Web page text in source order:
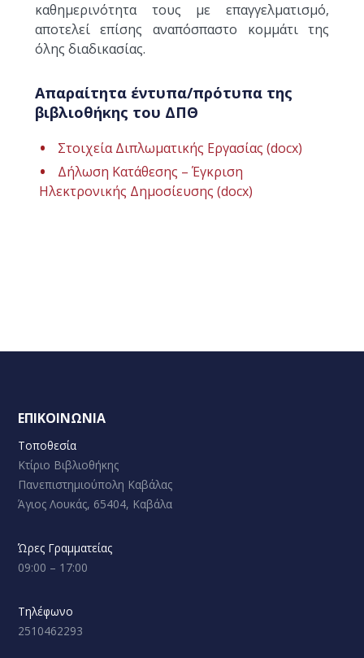
καθημερινότητα τους με επαγγελματισμό,
αποτελεί επίσης αναπόσπαστο κομμάτι της
όλης διαδικασίας.
Απαραίτητα έντυπα/πρότυπα της
βιβλιοθήκης του ΔΠΘ
Στοιχεία Διπλωματικής Εργασίας (docx)
Δήλωση Κατάθεσης – Έγκριση
Ηλεκτρονικής Δημοσίευσης (docx)
ΕΠΙΚΟΙΝΩΝΙΑ
Τοποθεσία
Κτίριο Βιβλιοθήκης
Πανεπιστημιούπολη Καβάλας
Άγιος Λουκάς, 65404, Καβάλα
Ώρες Γραμματείας
09:00 – 17:00
Τηλέφωνο
2510462293